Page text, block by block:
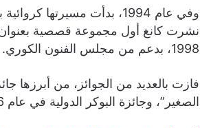
وفي عام 1994، بدأت مسيرتها كروائية بفوزها بمسابقة سيول الأدبية الربيعية.
1998، بدعم من مجلس الفنون الكوري.
الصغير”، وجائزة البوكر الدولية في عام 2016 عن روايتها الشهيرة “النباتي” (The Vegetarian).